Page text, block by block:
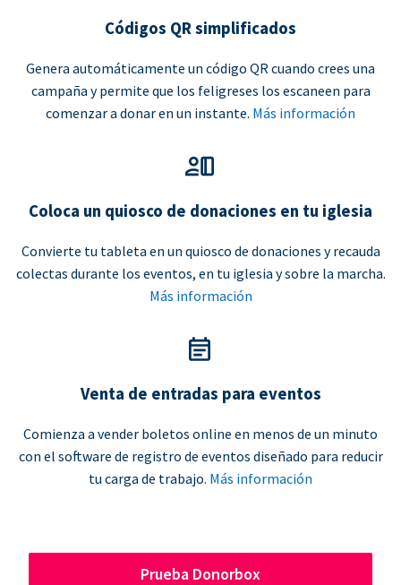
Códigos QR simplificados
Genera automáticamente un código QR cuando crees una
campaña y permite que los feligreses los escaneen para
comenzar a donar en un instante. Más información
Coloca un quiosco de donaciones en tu iglesia
Convierte tu tableta en un quiosco de donaciones y recauda
colectas durante los eventos, en tu iglesia y sobre la marcha.
Más información
Venta de entradas para eventos
Comienza a vender boletos online en menos de un minuto
con el software de registro de eventos diseñado para reducir
tu carga de trabajo. Más información
Prueba Donorbox